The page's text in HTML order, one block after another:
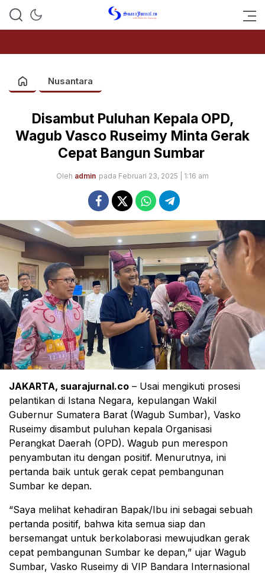
SUARAJURNAL.CO
Nusantara
Disambut Puluhan Kepala OPD,
Wagub Vasco Ruseimy Minta Gerak
Cepat Bangun Sumbar
Oleh admin pada Februari 23, 2025 | 1:16 am
JAKARTA, suarajurnal.co – Usai mengikuti prosesi
pelantikan di Istana Negara, kepulangan Wakil
Gubernur Sumatera Barat (Wagub Sumbar), Vasko
Ruseimy disambut puluhan kepala Organisasi
Perangkat Daerah (OPD). Wagub pun merespon
penyambutan itu dengan positif. Menurutnya, ini
pertanda baik untuk gerak cepat pembangunan
Sumbar ke depan.
“Saya melihat kehadiran Bapak/Ibu ini sebagai sebuah
pertanda positif, bahwa kita semua siap dan
bersemangat untuk berkolaborasi mewujudkan gerak
cepat pembangunan Sumbar ke depan,” ujar Wagub
Sumbar, Vasko Ruseimy di VIP Bandara Internasional